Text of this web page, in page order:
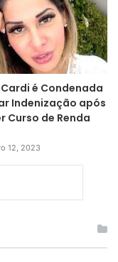
é Condenada
Indenização após
Curso de Renda
12, 2023